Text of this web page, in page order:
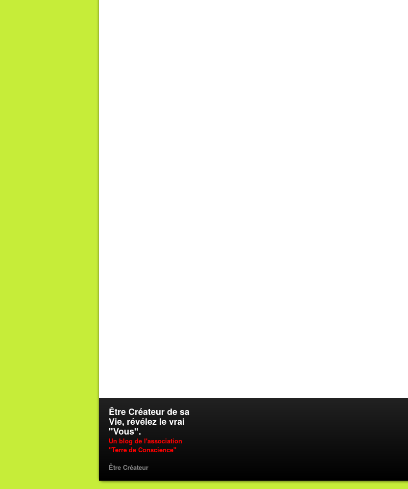
Être Créateur de sa
Vie, révélez le vrai
"Vous".
Un blog de l'association
"Terre de Conscience"
Être Créateur